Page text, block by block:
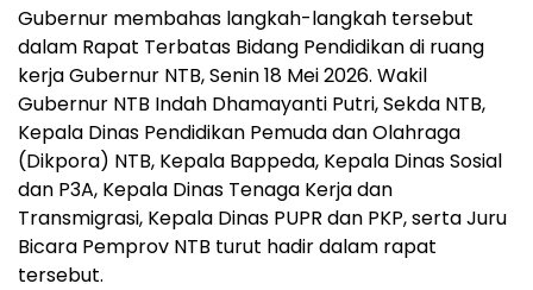
Gubernur membahas langkah-langkah tersebut
dalam Rapat Terbatas Bidang Pendidikan di ruang
kerja Gubernur NTB, Senin 18 Mei 2026. Wakil
Gubernur NTB Indah Dhamayanti Putri, Sekda NTB,
Kepala Dinas Pendidikan Pemuda dan Olahraga
(Dikpora) NTB, Kepala Bappeda, Kepala Dinas Sosial
dan P3A, Kepala Dinas Tenaga Kerja dan
Transmigrasi, Kepala Dinas PUPR dan PKP, serta Juru
Bicara Pemprov NTB turut hadir dalam rapat
tersebut.